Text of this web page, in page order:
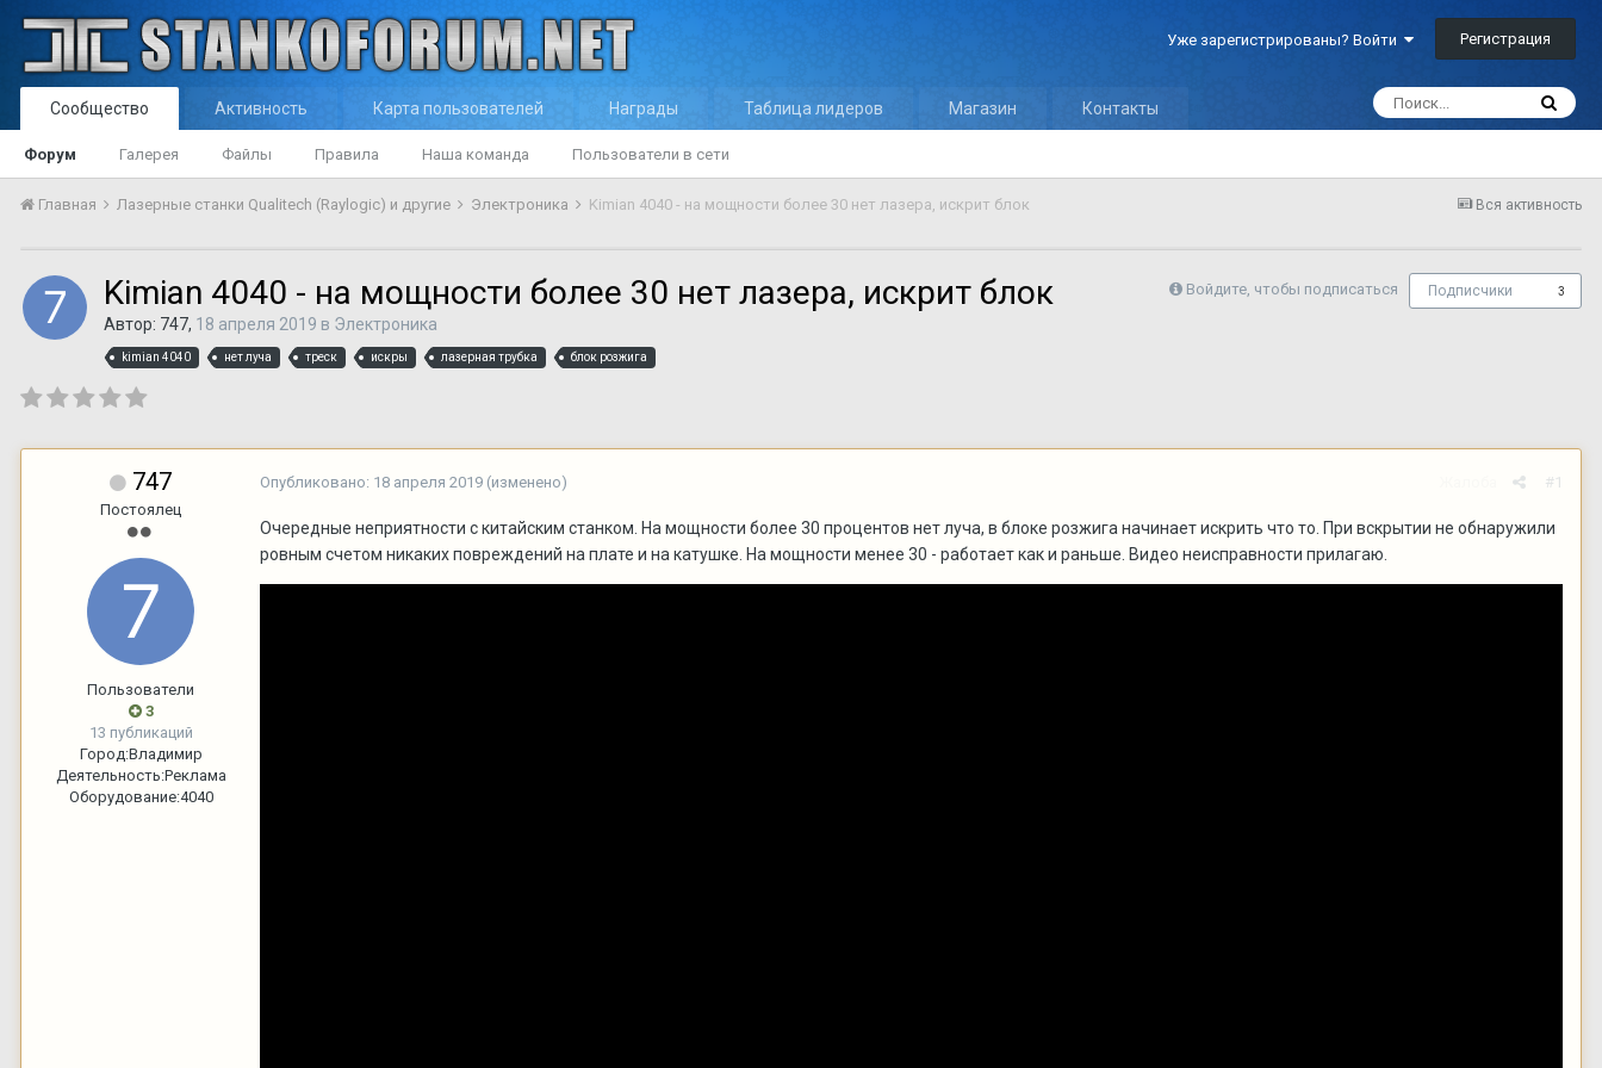
Уже зарегистрированы? Войти Регистрация
Сообщество
Форум Галерея Файлы Правила Наша команда Пользователи в сети
Активность Карта пользователей Награды Таблица лидеров Магазин Контакты
Вся активность
Главная Лазерные станки Qualitech (Raylogic) и другие Электроника Kimian 4040 - на мощности более 30 нет лазера, искрит блок
Войдите, чтобы подписаться Подписчики 3
Kimian 4040 - на мощности более 30 нет лазера, искрит блок
Автор: 747, 18 апреля 2019 в Электроника
kimian 4040 нет луча треск искры лазерная трубка блок розжига
747
Постоялец
Пользователи
3
13 публикаций
Город:Владимир
Деятельность:Реклама
Оборудование:4040
#1
Опубликовано: 18 апреля 2019 (изменено)
Очередные неприятности с китайским станком. На мощности более 30 процентов нет луча, в блоке розжига начинает искрить что то. При вскрытии не обнаружили
ровным счетом никаких повреждений на плате и на катушке. На мощности менее 30 - работает как и раньше. Видео неисправности прилагаю.